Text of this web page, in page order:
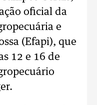
oficial da
e
(Efapi), que
12 e 16 de